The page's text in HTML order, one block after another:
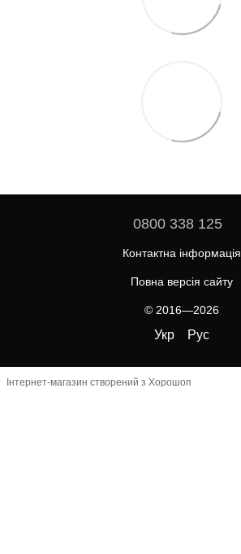
0800 338 125
Контактна інформація
Повна версія сайту
© 2016—2026
Укр Рус
Інтернет-магазин створений з Хорошоп